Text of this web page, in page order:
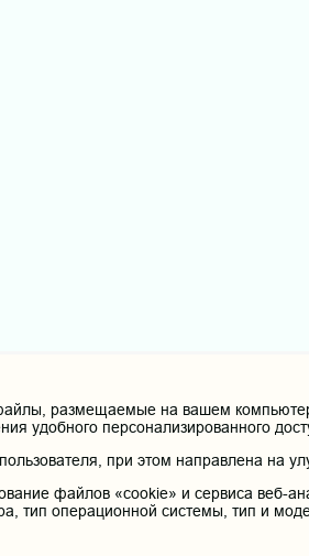
размещаемые на вашем
удобного персонализированного
при этом направлена на
файлов «cookie» и сервиса веб-
тип операционной системы, тип и